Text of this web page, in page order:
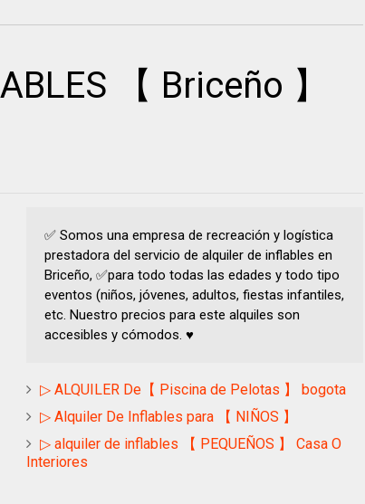
【 Briceño 】
✅ Somos una empresa de recreación y logística
prestadora del servicio de alquiler de inflables en
Briceño, ✅para todo todas las edades y todo tipo
eventos (niños, jóvenes, adultos, fiestas infantiles,
etc. Nuestro precios para este alquiles son
accesibles y cómodos. ♥
▷ ALQUILER De【 Piscina de Pelotas 】 bogota
▷ Alquiler De Inflables para 【 NIÑOS 】
▷ alquiler de inflables 【 PEQUEÑOS 】 Casa O
Interiores